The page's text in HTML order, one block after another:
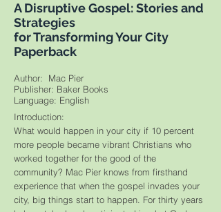
A Disruptive Gospel: Stories and
Strategies
for Transforming Your City
Paperback
Author: Mac Pier
Publisher: Baker Books
​Language: English
Introduction:
What would happen in your city if 10 percent
more people became vibrant Christians who
worked together for the good of the
community? Mac Pier knows from firsthand
experience that when the gospel invades your
city, big things start to happen. For thirty years